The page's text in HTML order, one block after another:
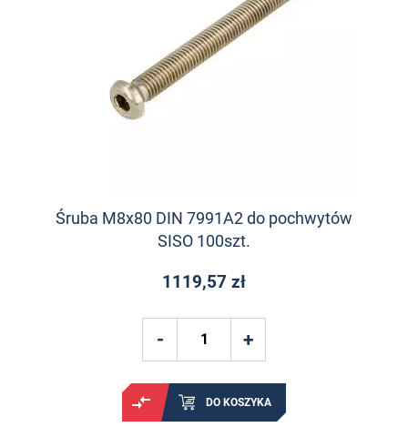
Śruba M8x80 DIN 7991A2 do pochwytów
SISO 100szt.
1119,57 zł
DO KOSZYKA